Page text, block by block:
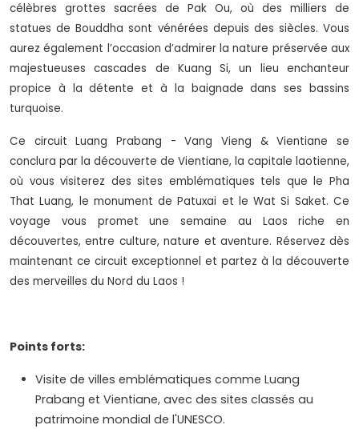
célèbres grottes sacrées de Pak Ou, où des milliers de
statues de Bouddha sont vénérées depuis des siècles. Vous
aurez également l’occasion d’admirer la nature préservée aux
majestueuses cascades de Kuang Si, un lieu enchanteur
propice à la détente et à la baignade dans ses bassins
turquoise.
Ce circuit Luang Prabang - Vang Vieng & Vientiane se
conclura par la découverte de Vientiane, la capitale laotienne,
où vous visiterez des sites emblématiques tels que le Pha
That Luang, le monument de Patuxai et le Wat Si Saket. Ce
voyage vous promet une semaine au Laos riche en
découvertes, entre culture, nature et aventure. Réservez dès
maintenant ce circuit exceptionnel et partez à la découverte
des merveilles du Nord du Laos !
Points forts:
Visite de villes emblématiques comme Luang
Prabang et Vientiane, avec des sites classés au
patrimoine mondial de l'UNESCO.